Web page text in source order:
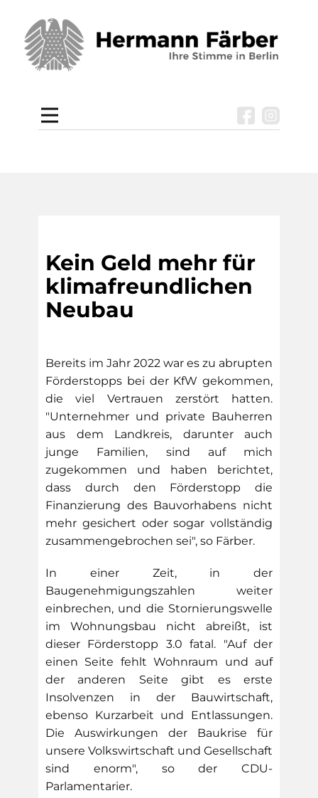
Kein Geld mehr für
klimafreundlichen
Neubau
Bereits im Jahr 2022 war es zu abrupten
Förderstopps bei der KfW gekommen,
die viel Vertrauen zerstört hatten.
"Unternehmer und private Bauherren
aus dem Landkreis, darunter auch
junge Familien, sind auf mich
zugekommen und haben berichtet,
dass durch den Förderstopp die
Finanzierung des Bauvorhabens nicht
mehr gesichert oder sogar vollständig
zusammengebrochen sei", so Färber.
In einer Zeit, in der
Baugenehmigungszahlen weiter
einbrechen, und die Stornierungswelle
im Wohnungsbau nicht abreißt, ist
dieser Förderstopp 3.0 fatal. "Auf der
einen Seite fehlt Wohnraum und auf
der anderen Seite gibt es erste
Insolvenzen in der Bauwirtschaft,
ebenso Kurzarbeit und Entlassungen.
Die Auswirkungen der Baukrise für
unsere Volkswirtschaft und Gesellschaft
sind enorm", so der CDU-
Parlamentarier.